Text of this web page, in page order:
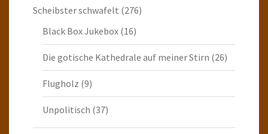
Scheibster schwafelt (276)
Black Box Jukebox (16)
Die gotische Kathedrale auf meiner Stirn (26)
Flugholz (9)
Unpolitisch (37)